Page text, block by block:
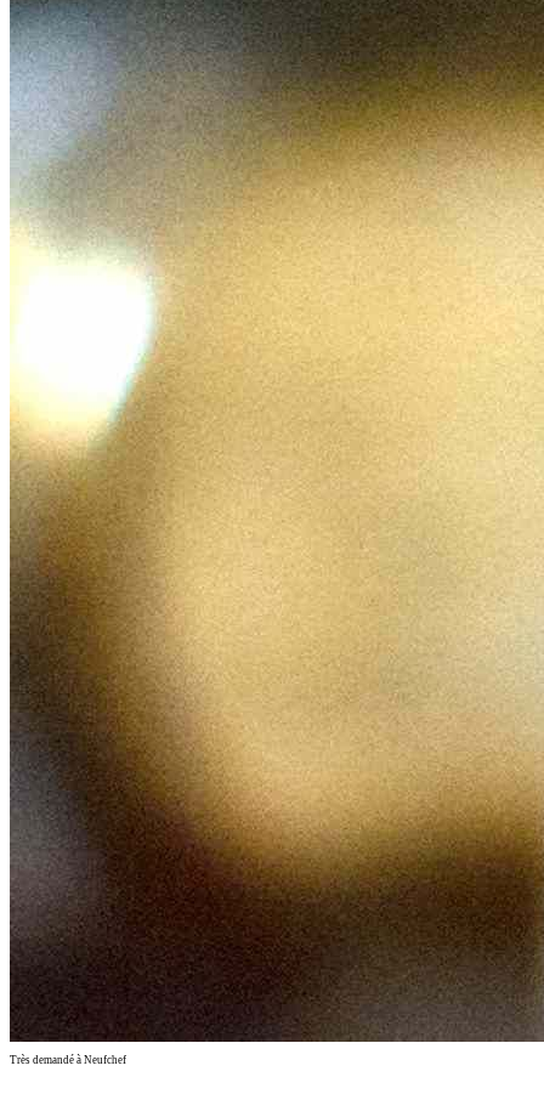
Très demandé à Neufchef